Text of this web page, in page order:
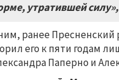
утратившей
ранее Пресненский
его к пяти годам
Паперно и